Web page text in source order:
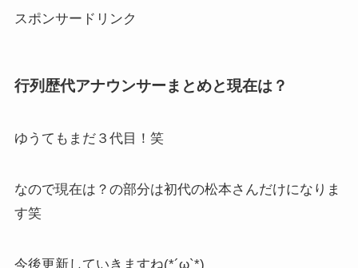
スポンサードリンク
行列歴代アナウンサーまとめと現在は？
ゆうてもまだ３代目！笑
なので現在は？の部分は初代の松本さんだけになりま
す笑
今後更新していきますね(*´ω`*)